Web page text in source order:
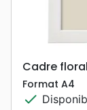
Cadre
Format A4
check